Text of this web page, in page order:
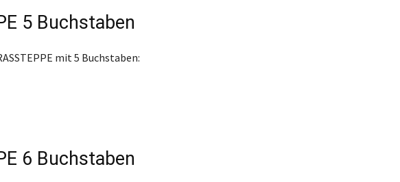
5 Buchstaben
mit 5 Buchstaben:
6 Buchstaben